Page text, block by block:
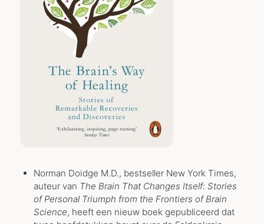
Norman Doidge M.D., bestseller New York Times,
auteur van The Brain That Changes Itself: Stories
of Personal Triumph from the Frontiers of Brain
Science, heeft een nieuw boek gepubliceerd dat